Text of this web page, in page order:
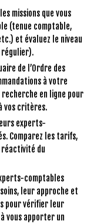
missions que vous
(tenue comptable,
et évaluez le niveau
régulier).
de l’Ordre des
à votre
en ligne pour
vos critères.
experts-
Comparez les tarifs,
réactivité du
comptables
leur approche et
pour vérifier leur
vous apporter un